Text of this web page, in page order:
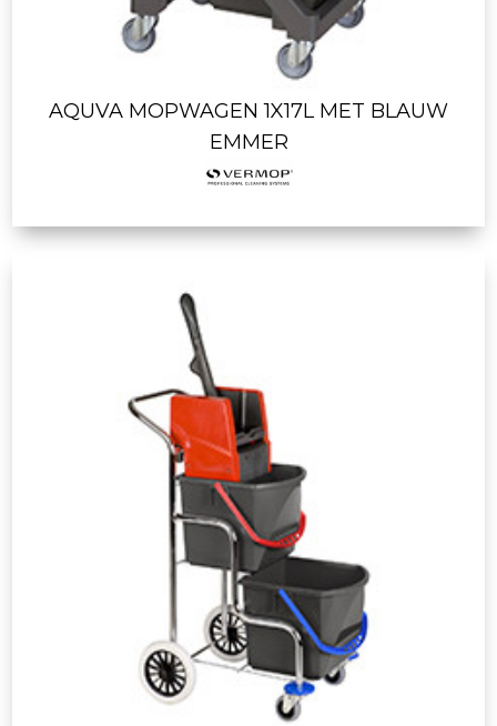
AQUVA MOPWAGEN 1X17L MET BLAUW
EMMER